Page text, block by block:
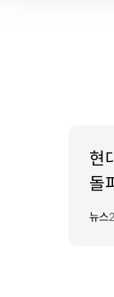
현
돌
뉴스